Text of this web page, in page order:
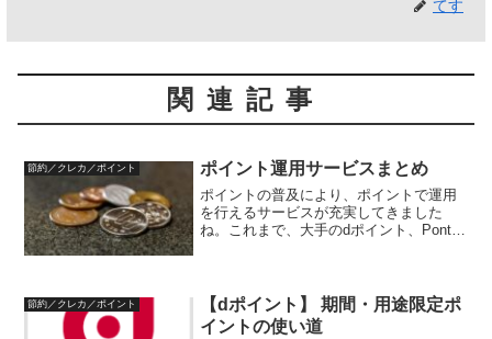
てす
関連記事
節約／クレカ／ポイント ポイント運用サービスまとめ
ポイントの普及により、ポイントで運用
を行えるサービスが充実してきました
ね。これまで、大手のdポイント、Ponta
で、ご紹介します。...
節約／クレカ／ポイント
【dポイント】 期間・用途限定ポ
イントの使い道